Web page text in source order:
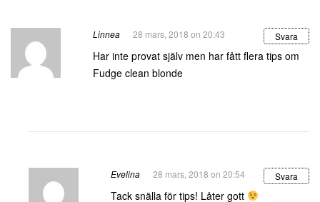
Linnea 28 mars, 2018 on 20:43 Svara
Har inte provat själv men har fått flera tips om
Fudge clean blonde
Evelina 28 mars, 2018 on 20:54 Svara
Tack snälla för tips! Låter gott